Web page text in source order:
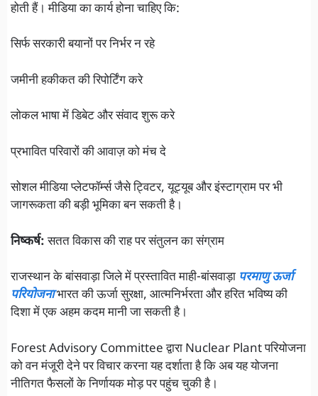
होती हैं। मीडिया का कार्य होना चाहिए कि:
सिर्फ सरकारी बयानों पर निर्भर न रहे
जमीनी हकीकत की रिपोर्टिंग करे
लोकल भाषा में डिबेट और संवाद शुरू करे
प्रभावित परिवारों की आवाज़ को मंच दे
सोशल मीडिया प्लेटफॉर्म्स जैसे ट्विटर, यूट्यूब और इंस्टाग्राम पर भी
जागरूकता की बड़ी भूमिका बन सकती है।
निष्कर्ष:सतत विकास की राह पर संतुलन का संग्राम
राजस्थान के बांसवाड़ा जिले में प्रस्तावित माही-बांसवाड़ा परमाणु ऊर्जा
परियोजनाभारत की ऊर्जा सुरक्षा, आत्मनिर्भरता और हरित भविष्य की
दिशा में एक अहम कदम मानी जा सकती है।
Forest Advisory Committee द्वारा Nuclear Plant परियोजना
को वन मंजूरी देने पर विचार करना यह दर्शाता है कि अब यह योजना
नीतिगत फैसलों के निर्णायक मोड़ पर पहुंच चुकी है।